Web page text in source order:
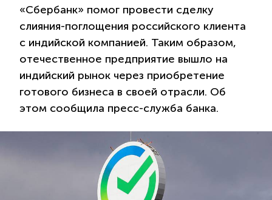
«Сбербанк» помог провести сделку
слияния-поглощения российского клиента
с индийской компанией. Таким образом,
отечественное предприятие вышло на
индийский рынок через приобретение
готового бизнеса в своей отрасли. Об
этом сообщила пресс-служба банка.